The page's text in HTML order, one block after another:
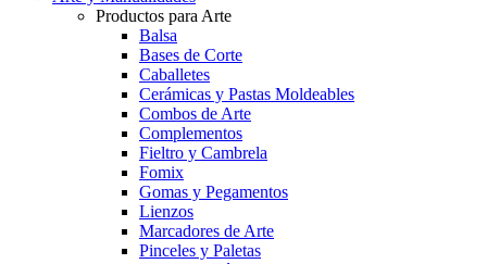
Productos para Arte
Balsa
Bases de Corte
Caballetes
Cerámicas y Pastas Moldeables
Combos de Arte
Complementos
Fieltro y Cambrela
Fomix
Gomas y Pegamentos
Lienzos
Marcadores de Arte
Pinceles y Paletas